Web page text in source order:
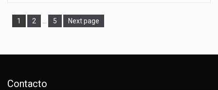
Page
1 Page
2 Page
5 Next page
Contacto